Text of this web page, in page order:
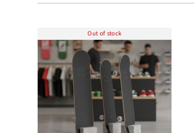
Out of stock